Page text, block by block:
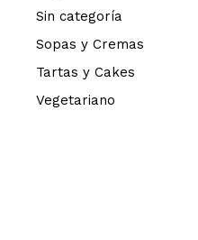
Sin categoría
Sopas y Cremas
Tartas y Cakes
Vegetariano